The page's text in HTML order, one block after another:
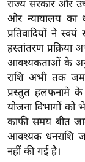
ख्सि
य
त
यं
ग
इं
डि
या
सा
हि
राज्य सरकार और
ओर न्यायालय का
प्रतिवादियों ने
हस्तांतरण प्रक्रिया
आवश्यकताओं के
राशि अभी तक जमा
प्रस्तुत हलफनामे
योजना विभागों को
काफी समय बीत
आवश्यक धनराशि
नहीं की गई है।